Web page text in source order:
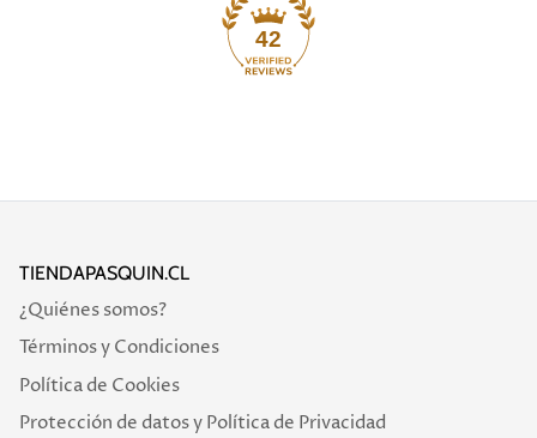
42
TIENDAPASQUIN.CL
¿Quiénes somos?
Términos y Condiciones
Política de Cookies
Protección de datos y Política de Privacidad